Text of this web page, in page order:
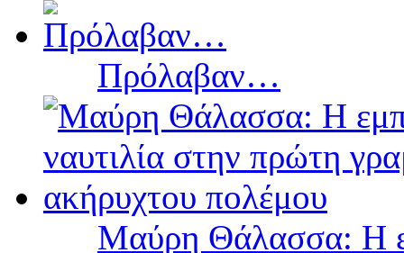
Πρόλαβαν…
Μαύρη Θάλασσα: Η